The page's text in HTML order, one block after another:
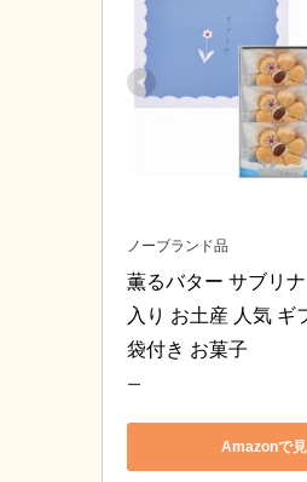
ノーブランド品
薫るバター サブリ
入り お土産 人気 ギ
袋付き お菓子
ー
Amazonで